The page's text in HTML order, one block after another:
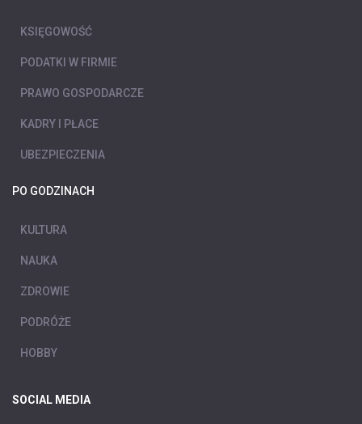
KSIĘGOWOŚĆ
PODATKI W FIRMIE
PRAWO GOSPODARCZE
KADRY I PŁACE
UBEZPIECZENIA
PO GODZINACH
KULTURA
NAUKA
ZDROWIE
PODRÓŻE
HOBBY
SOCIAL MEDIA